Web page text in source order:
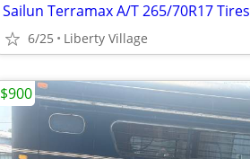
Sailun Terramax A/T 265/70R17 Tires
6/25 Liberty Village
$900